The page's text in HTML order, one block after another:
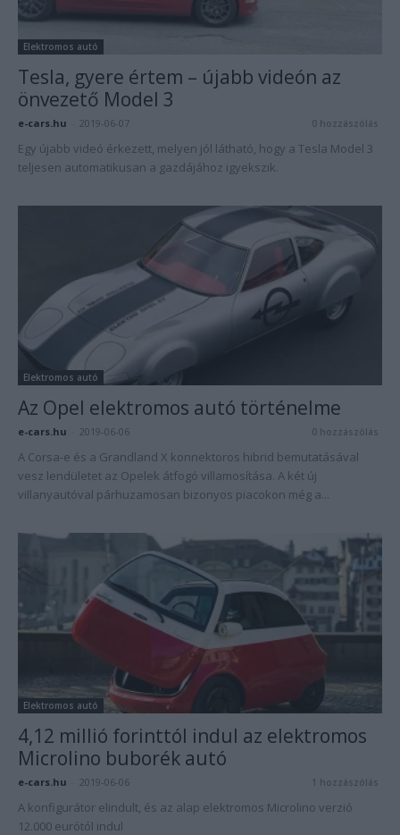
Elektromos autó
Tesla, gyere értem – újabb videón az
önvezető Model 3
e-cars.hu 2019-06-07 0 hozzászólás
Egy újabb videó érkezett, melyen jól látható, hogy a Tesla Model 3
teljesen automatikusan a gazdájához igyekszik.
Elektromos autó
Az Opel elektromos autó történelme
e-cars.hu 2019-06-06 0 hozzászólás
A Corsa-e és a Grandland X konnektoros hibrid bemutatásával
vesz lendületet az Opelek átfogó villamosítása. A két új
villanyautóval párhuzamosan bizonyos piacokon még a...
Elektromos autó
4,12 millió forinttól indul az elektromos
Microlino buborék autó
e-cars.hu 2019-06-06 1 hozzászólás
A konfigurátor elindult, és az alap elektromos Microlino verzió
12.000 eurótól indul